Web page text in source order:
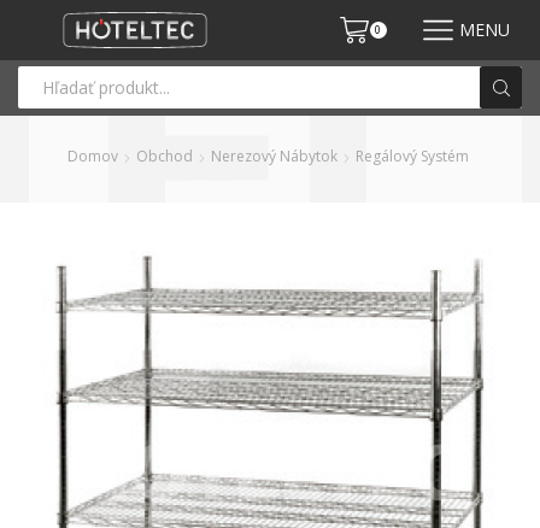
0 MENU
Domov Obchod Nerezový Nábytok Regálový Systém